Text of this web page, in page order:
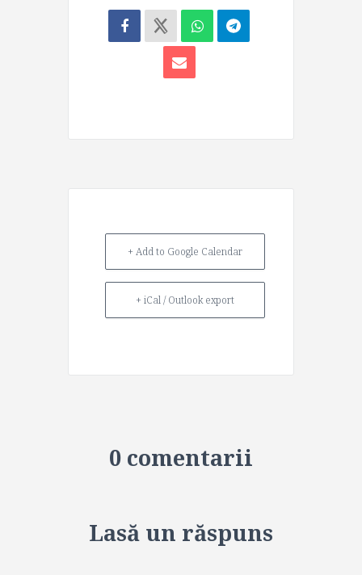
+ Add to Google Calendar
+ iCal / Outlook export
0 comentarii
Lasă un răspuns